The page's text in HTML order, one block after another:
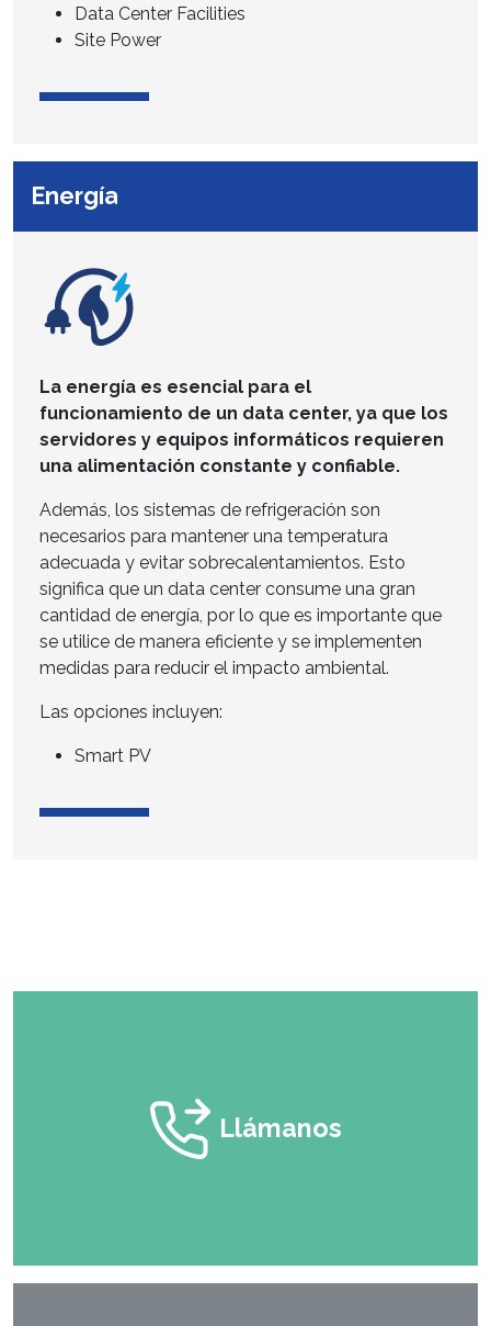
Data Center Facilities
Site Power
Energía
La energía es esencial para el
funcionamiento de un data center, ya que los
servidores y equipos informáticos requieren
una alimentación constante y confiable.
Además, los sistemas de refrigeración son
necesarios para mantener una temperatura
adecuada y evitar sobrecalentamientos. Esto
significa que un data center consume una gran
cantidad de energía, por lo que es importante que
se utilice de manera eficiente y se implementen
medidas para reducir el impacto ambiental.
Las opciones incluyen:
Smart PV
Llámanos